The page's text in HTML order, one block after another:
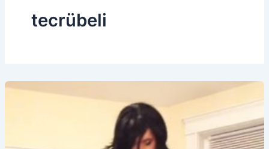
tecrübeli